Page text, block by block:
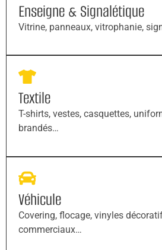
Enseigne & Signalétique
Vitrine, panneaux, vitrophanie,
Textile
T-shirts, vestes, casquettes,
brandés…
Véhicule
Covering, flocage, vinyles
commerciaux…